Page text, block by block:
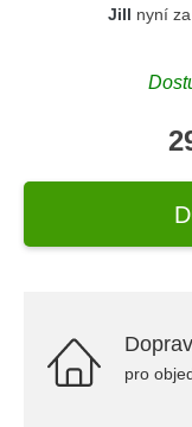
Jill nyní
pro